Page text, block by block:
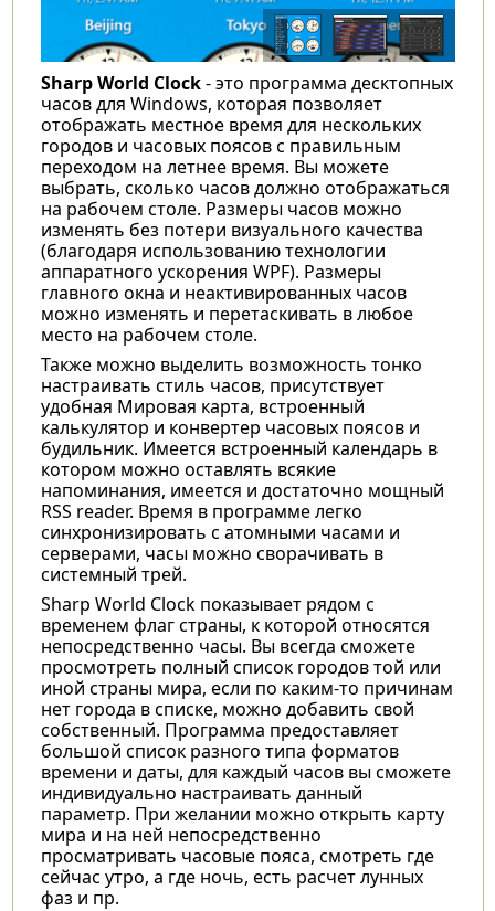
Sharp World Clock- это программа десктопных
часов для Windows, которая позволяет
отображать местное время для нескольких
городов и часовых поясов с правильным
переходом на летнее время. Вы можете
выбрать, сколько часов должно отображаться
на рабочем столе. Размеры часов можно
изменять без потери визуального качества
(благодаря использованию технологии
аппаратного ускорения WPF). Размеры
главного окна и неактивированных часов
можно изменять и перетаскивать в любое
место на рабочем столе.
Также можно выделить возможность тонко
настраивать стиль часов, присутствует
удобная Мировая карта, встроенный
калькулятор и конвертер часовых поясов и
будильник. Имеется встроенный календарь в
котором можно оставлять всякие
напоминания, имеется и достаточно мощный
RSS reader. Время в программе легко
синхронизировать с атомными часами и
серверами, часы можно сворачивать в
системный трей.
Sharp World Clock показывает рядом с
временем флаг страны, к которой относятся
непосредственно часы. Вы всегда сможете
просмотреть полный список городов той или
иной страны мира, если по каким-то причинам
нет города в списке, можно добавить свой
собственный. Программа предоставляет
большой список разного типа форматов
времени и даты, для каждый часов вы сможете
индивидуально настраивать данный
параметр. При желании можно открыть карту
мира и на ней непосредственно
просматривать часовые пояса, смотреть где
сейчас утро, а где ночь, есть расчет лунных
фаз и пр.